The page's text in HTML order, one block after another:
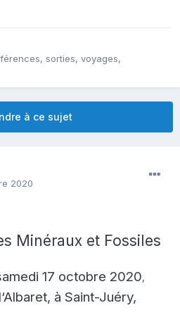
sorties, voyages,
à ce sujet
2020
Minéraux et Fossiles
17 octobre 2020,
à Saint-Juéry,